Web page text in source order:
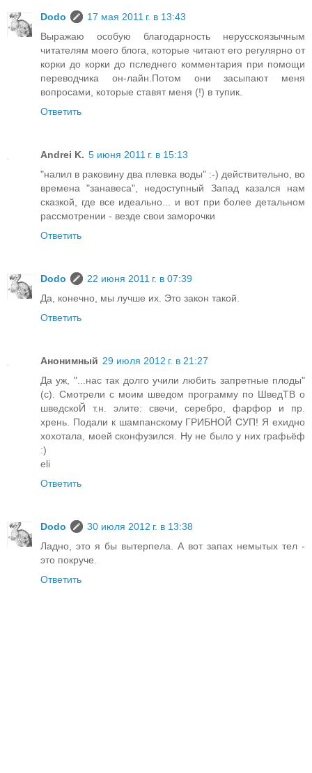
Dodo
17 мая 2011 г. в 13:43
Выражаю особую благодарность нерусскоязычным
читателям моего блога, которые читают его регулярно от
корки до корки до пследнего комментария при помощи
переводчика он-лайн.Потом они засыпают меня
вопросами, которые ставят меня (!) в тупик.
Ответить
Andrei K. 5 июня 2011 г. в 15:13
"налил в раковину два плевка воды" :-) действительно, во
времена "занавеса", недоступный Запад казался нам
сказкой, где все идеально... и вот при более детальном
рассмотрении - везде свои заморочки
Ответить
Dodo
22 июня 2011 г. в 07:39
Да, конечно, мы лучше их. Это закон такой.
Ответить
Анонимный 29 июля 2012 г. в 21:27
Да уж, "...нас так долго учили любить запретные плоды"
(с). Смотрели с моим шведом программу по ШведТВ о
шведскоЙ т.н. элите: свечи, серебро, фарфор и пр.
хрень. Подали к шампанскому ГРИБНОЙ СУП! Я ехидно
хохотала, моей сконфузился. Ну не было у них графьёф
:)
eli
Ответить
Dodo
30 июля 2012 г. в 13:38
Ладно, это я бы вытерпела. А вот запах немытых тел -
это покруче.
Ответить